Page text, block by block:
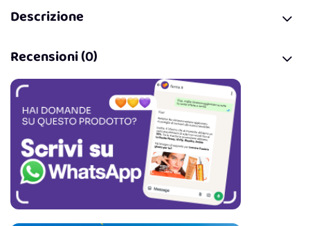
Descrizione
Recensioni (0)